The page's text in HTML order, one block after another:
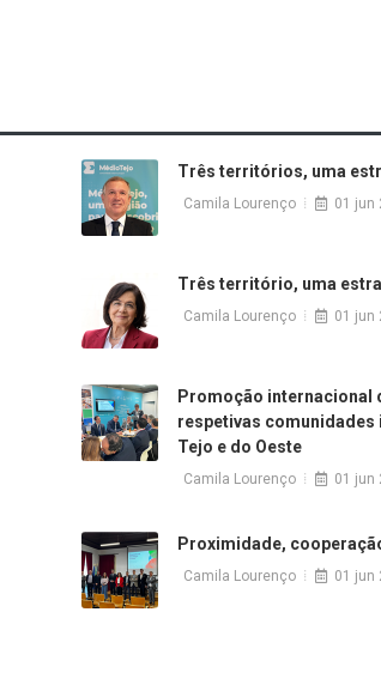
Três territórios, uma
Camila Lourenço 01 jun
Três território, uma
Camila Lourenço 01 jun
Promoção internacional
respetivas
Tejo e do Oeste
Camila Lourenço 01 jun
Proximidade,
Camila Lourenço 01 jun